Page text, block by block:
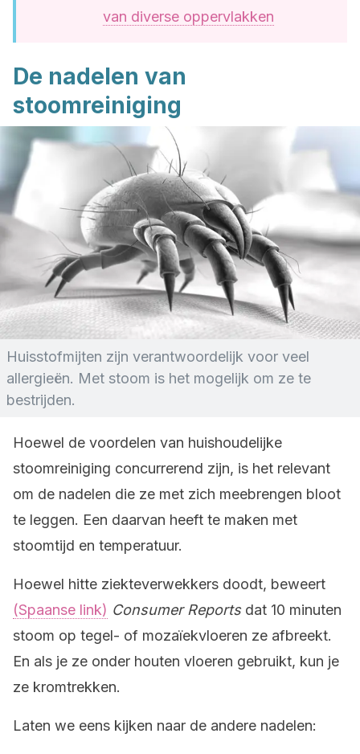
van diverse oppervlakken
De nadelen van
stoomreiniging
Huisstofmijten zijn verantwoordelijk voor veel
allergieën. Met stoom is het mogelijk om ze te
bestrijden.
Hoewel de voordelen van huishoudelijke
stoomreiniging concurrerend zijn, is het relevant
om de nadelen die ze met zich meebrengen bloot
te leggen. Een daarvan heeft te maken met
stoomtijd en temperatuur.
Hoewel hitte ziekteverwekkers doodt, beweert
(Spaanse link) Consumer Reportsdat 10 minuten
stoom op tegel- of mozaïekvloeren ze afbreekt.
En als je ze onder houten vloeren gebruikt, kun je
ze kromtrekken.
Laten we eens kijken naar de andere nadelen: